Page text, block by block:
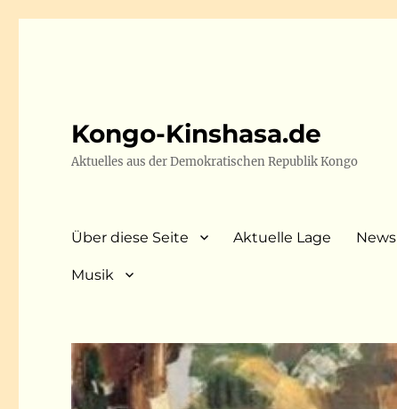
Kongo-Kinshasa.de
Aktuelles aus der Demokratischen Republik Kongo
Über diese Seite Aktuelle Lage News
Musik